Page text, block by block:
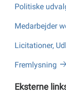
Politiske
Medarbejder
Licitationer,
Fremlysning
Eksterne